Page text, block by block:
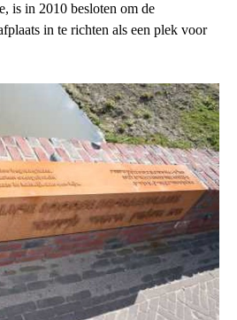
is in 2010 besloten om de
in te richten als een plek voor